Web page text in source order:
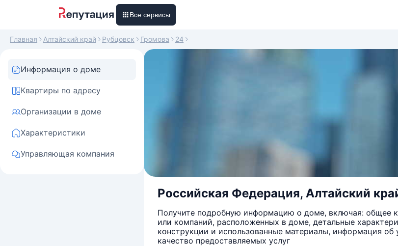
Все сервисы
Главная Алтайский край Рубцовск Громова 24
Информация о доме
Квартиры по адресу
Организации в доме
Характеристики
Управляющая компания
Российская Федерация, Алтайский
Получите подробную информацию о доме, включая: общее
или компаний, расположенных в доме, детальные
конструкции и использованные материалы, информация
качество предоставляемых услуг